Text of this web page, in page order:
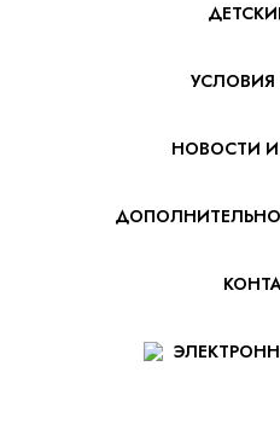
УСЛОВИЯ
НОВОСТИ